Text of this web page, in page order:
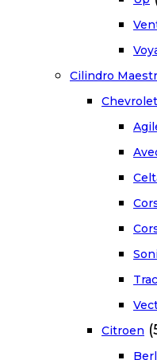
Cilindro
Chevrolet
Citroen